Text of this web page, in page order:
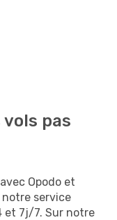
pas
Opodo et
notre service
et 7j/7. Sur notre